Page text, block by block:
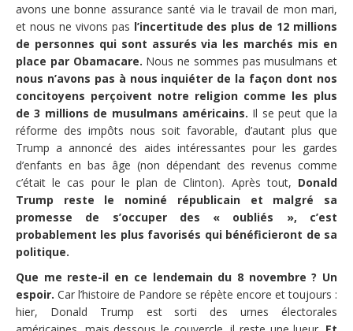
avons une bonne assurance santé via le travail de mon mari,
et nous ne vivons pas l’incertitude des plus de 12 millions
de personnes qui sont assurés via les marchés mis en
place par Obamacare. Nous ne sommes pas musulmans et
nous n’avons pas à nous inquiéter de la façon dont nos
concitoyens perçoivent notre religion comme les plus
de 3 millions de musulmans américains. Il se peut que la
réforme des impôts nous soit favorable, d’autant plus que
Trump a annoncé des aides intéressantes pour les gardes
d’enfants en bas âge (non dépendant des revenus comme
c’était le cas pour le plan de Clinton). Après tout, Donald
Trump reste le nominé républicain et malgré sa
promesse de s’occuper des « oubliés », c’est
probablement les plus favorisés qui bénéficieront de sa
politique.
Que me reste-il en ce lendemain du 8 novembre ? Un
espoir. Car l’histoire de Pandore se répète encore et toujours :
hier, Donald Trump est sorti des urnes électorales